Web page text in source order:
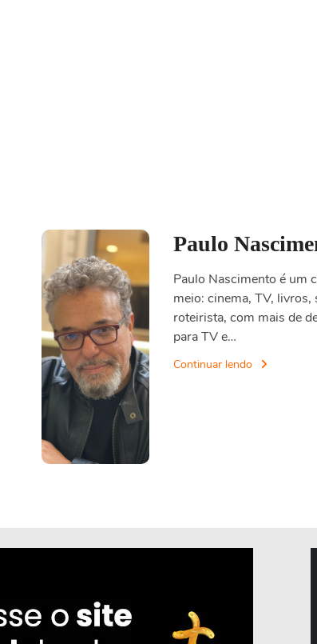
Paulo
Paulo Nascimento é um
meio: cinema, TV,
roteirista, com mais de
para TV e…
Continuar lendo